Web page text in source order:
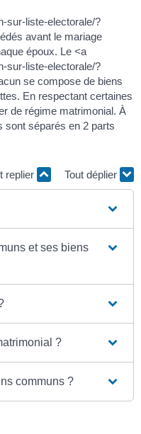
sur-liste-electorale/?
avant le mariage
époux. Le <a
sur-liste-electorale/?
se compose de biens
En respectant certaines
de régime matrimonial. À
sont séparés en 2 parts
replier Tout déplier
et ses biens
?
communs ?